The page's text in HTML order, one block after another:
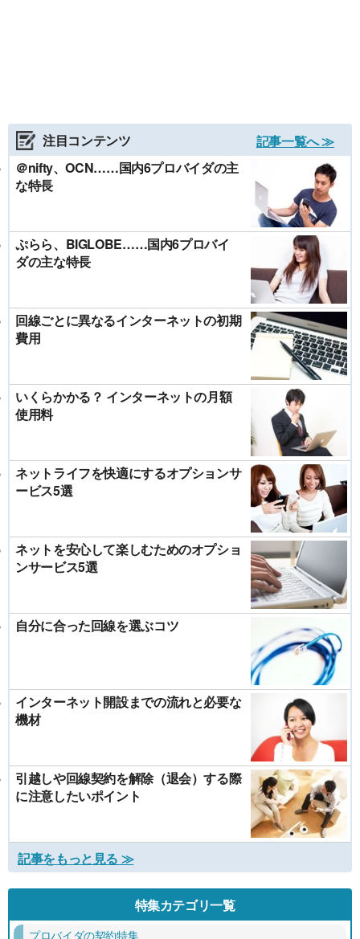
注目コンテンツ
記事一覧へ ≫
＠nifty、OCN……国内6プロバイダの主
な特長
ぷらら、BIGLOBE……国内6プロバイ
ダの主な特長
回線ごとに異なるインターネットの初期
費用
いくらかかる？ インターネットの月額
使用料
ネットライフを快適にするオプションサ
ービス5選
ネットを安心して楽しむためのオプショ
ンサービス5選
自分に合った回線を選ぶコツ
インターネット開設までの流れと必要な
機材
引越しや回線契約を解除（退会）する際
に注意したいポイント
記事をもっと見る ≫
特集カテゴリ一覧
プロバイダの契約特集